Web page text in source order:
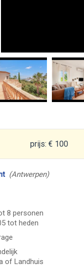
prijs: € 100
(Antwerpen)
8 personen
tot heden
of Landhuis